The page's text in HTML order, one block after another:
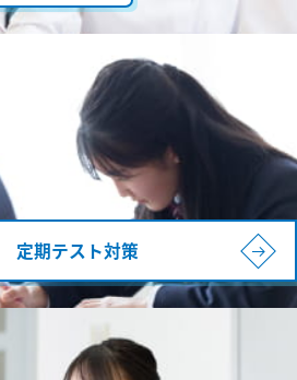
定期テスト対策